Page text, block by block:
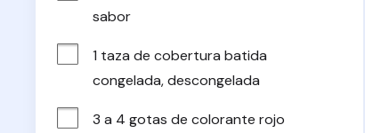
sabor
1 taza de cobertura batida
congelada, descongelada
3 a 4 gotas de colorante rojo